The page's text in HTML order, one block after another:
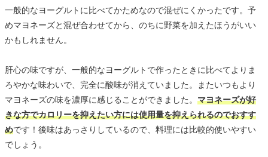
一般的なヨーグルトに比べてかためなので混ぜにくかったです。予
めマヨネーズと混ぜ合わせてから、のちに野菜を加えたほうがいい
かもしれません。
肝心の味ですが、一般的なヨーグルトで作ったときに比べてよりま
ろやかな味わいで、完全に酸味が消えていました。またいつもより
マヨネーズの味を濃厚に感じることができました。 マヨネーズが好
きな方でカロリーを抑えたい方には使用量を抑えられるのでおすす
めです！後味はあっさりしているので、料理には比較的使いやすい
でしょう。